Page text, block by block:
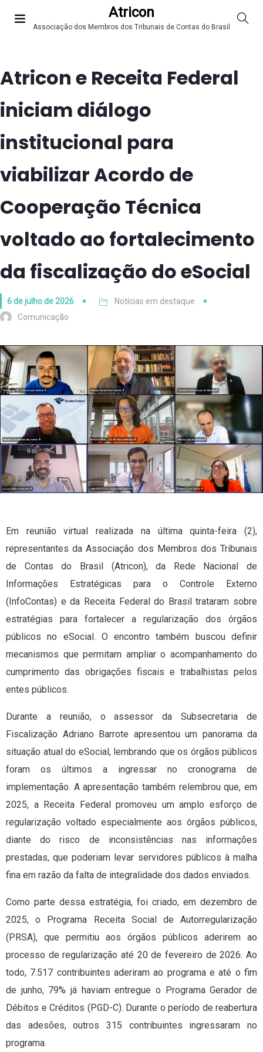
Atricon
Associação dos Membros dos Tribunais de Contas do Brasil
Atricon e Receita Federal
iniciam diálogo
institucional para
viabilizar Acordo de
Cooperação Técnica
voltado ao fortalecimento
da fiscalização do eSocial
6 de julho de 2026
Notícias em destaque
Comunicação
Em reunião virtual realizada na última quinta-feira (2),
representantes da Associação dos Membros dos Tribunais
de Contas do Brasil (Atricon), da Rede Nacional de
Informações Estratégicas para o Controle Externo
(InfoContas) e da Receita Federal do Brasil trataram sobre
estratégias para fortalecer a regularização dos órgãos
públicos no eSocial. O encontro também buscou definir
mecanismos que permitam ampliar o acompanhamento do
cumprimento das obrigações fiscais e trabalhistas pelos
entes públicos.
Durante a reunião, o assessor da Subsecretaria de
Fiscalização Adriano Barrote apresentou um panorama da
situação atual do eSocial, lembrando que os órgãos públicos
foram os últimos a ingressar no cronograma de
implementação. A apresentação também relembrou que, em
2025, a Receita Federal promoveu um amplo esforço de
regularização voltado especialmente aos órgãos públicos,
diante do risco de inconsistências nas informações
prestadas, que poderiam levar servidores públicos à malha
fina em razão da falta de integralidade dos dados enviados.
Como parte dessa estratégia, foi criado, em dezembro de
2025, o Programa Receita Social de Autorregularização
(PRSA), que permitiu aos órgãos públicos aderirem ao
processo de regularização até 20 de fevereiro de 2026. Ao
todo, 7.517 contribuintes aderiram ao programa e até o fim
de junho, 79% já haviam entregue o Programa Gerador de
Débitos e Créditos (PGD-C). Durante o período de reabertura
das adesões, outros 315 contribuintes ingressaram no
programa.